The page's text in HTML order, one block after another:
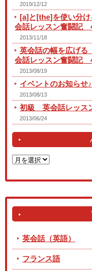
2019/12/12
[a]と[the]を使い分
会話レッスン奮闘記
2013/11/18
英会話の幅を広げ
会話レッスン奮闘記
2013/08/19
イベントのお知ら
2013/08/13
初級 英会話レッス
2013/06/24
英会話（英語）
フランス語